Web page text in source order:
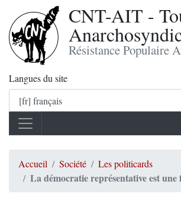
CNT-AIT -
Résistance Populaire
Langues du site
Accueil Société Les politicards
La démocratie représentative est